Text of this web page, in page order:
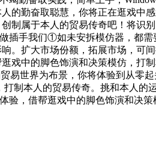
的勤奋取聪慧，你将正在逛戏中
制属于本人的贸易传奇吧！将识
插手我们①如未安拆模仿器，都
。扩大市场份额，拓展市场，可
戏中的脚色饰演和决策模仿，打
易世界为布景，你将体验到从零
制本人的贸易传奇。挑和本人的
验，借帮逛戏中的脚色饰演和决